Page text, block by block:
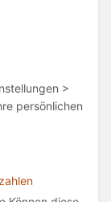
>
persönlichen